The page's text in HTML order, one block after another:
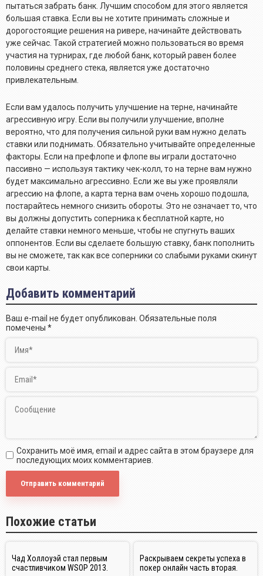
пытаться забрать банк. Лучшим способом для этого является
большая ставка. Если вы не хотите принимать сложные и
дорогостоящие решения на ривере, начинайте действовать
уже сейчас. Такой стратегией можно пользоваться во время
участия на турнирах, где любой банк, который равен более
половины среднего стека, является уже достаточно
привлекательным.
Если вам удалось получить улучшение на терне, начинайте
агрессивную игру. Если вы получили улучшение, вполне
вероятно, что для получения сильной руки вам нужно делать
ставки или поднимать. Обязательно учитывайте определенные
факторы. Если на префлопе и флопе вы играли достаточно
пассивно — используя тактику чек-колл, то на терне вам нужно
будет максимально агрессивно. Если же вы уже проявляли
агрессию на флопе, а карта терна вам очень хорошо подошла,
постарайтесь немного снизить обороты. Это не означает то, что
вы должны допустить соперника к бесплатной карте, но
делайте ставки немного меньше, чтобы не спугнуть ваших
оппонентов. Если вы сделаете большую ставку, банк пополнить
вы не сможете, так как все соперники со слабыми руками скинут
свои карты.
Добавить комментарий
Ваш e-mail не будет опубликован. Обязательные поля
помечены *
Сохранить моё имя, email и адрес сайта в этом браузере для
последующих моих комментариев.
Похожие статьи
Чад Холлоуэй стал первым
счастливчиком WSOP 2013.
Раскрываем секреты успеха в
покер онлайн часть вторая.